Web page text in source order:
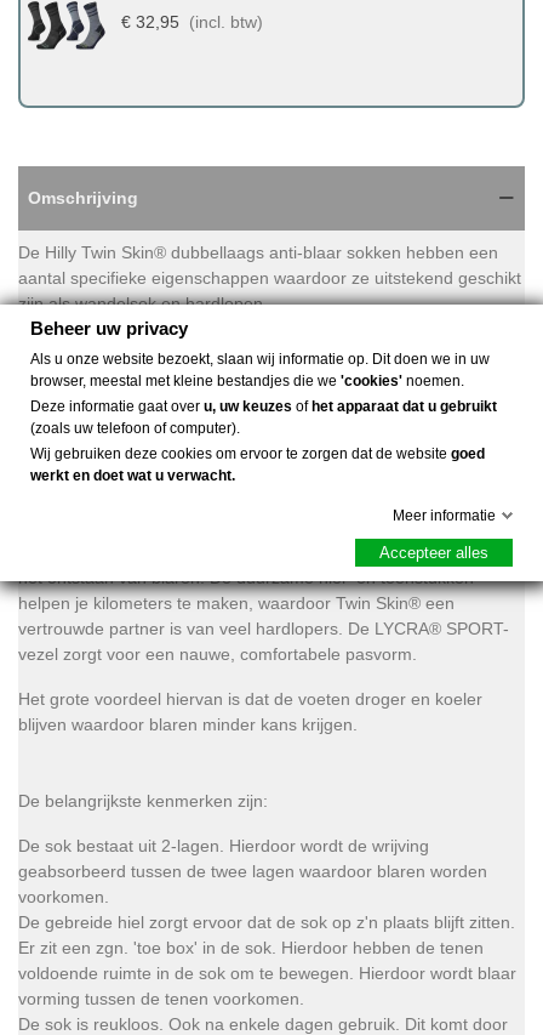
€ 32,95
(incl. btw)
Omschrijving
De Hilly Twin Skin® dubbellaags anti-blaar sokken hebben een
aantal specifieke eigenschappen waardoor ze uitstekend geschikt
zijn als wandelsok en hardlopen.
Minimaliseert wrijving op je voet om je voeten comfortabel te
houden.
De fijne binnenste sok is gemaakt van Meryl® dat vocht van de
voet afvoert en naar de buitenste sok transporteert. De dri-
release® buitenlaag is geweldig in het drogen, waardoor je
Deze dubbellaagse constructie voorkomt wrijving op je voeten en
het ontstaan van blaren. De duurzame hiel- en teenstukken
helpen je kilometers te maken, waardoor Twin Skin® een
vertrouwde partner is van veel hardlopers. De LYCRA® SPORT-
vezel zorgt voor een nauwe, comfortabele pasvorm.
Het grote voordeel hiervan is dat de voeten droger en koeler
blijven waardoor blaren minder kans krijgen.
De belangrijkste kenmerken zijn:
De sok bestaat uit 2-lagen. Hierdoor wordt de wrijving
geabsorbeerd tussen de twee lagen waardoor blaren worden
voorkomen.
De gebreide hiel zorgt ervoor dat de sok op z'n plaats blijft zitten.
Er zit een zgn. 'toe box' in de sok. Hierdoor hebben de tenen
voldoende ruimte in de sok om te bewegen. Hierdoor wordt blaar
vorming tussen de tenen voorkomen.
De sok is reukloos. Ook na enkele dagen gebruik. Dit komt door
Beheer uw privacy
Als u onze website bezoekt, slaan wij informatie op. Dit doen we in uw
browser, meestal met kleine bestandjes die we 'cookies' noemen.
Deze informatie gaat over u, uw keuzes ofhet apparaat dat u gebruikt
(zoals uw telefoon of computer).
Wij gebruiken deze cookies om ervoor te zorgen dat de website goed
werkt en doet wat u verwacht.
Meer informatie
Accepteer alles